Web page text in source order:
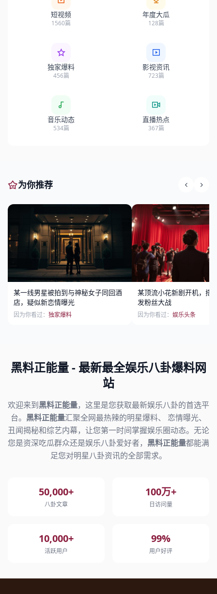
短视频
1560篇
年度大瓜
128篇
独家爆料
456篇
影视资讯
723篇
音乐动态
534篇
直播热点
367篇
为你推荐
某一线男星被拍到与神秘女子同回酒
店，疑似新恋情曝光
因为你看过： 独家爆料
某顶流小花新剧开机，搭
发粉丝大战
因为你看过： 娱乐头条
黑料正能量- 最新最全娱乐八卦爆料网
站
欢迎来到黑料正能量，这里是您获取最新娱乐八卦的首选平
台。 黑料正能量汇聚全网最热辣的明星爆料、 恋情曝光、
丑闻揭秘和综艺内幕，让您第一时间掌握娱乐圈动态。无论
您是资深吃瓜群众还是娱乐八卦爱好者， 黑料正能量都能满
足您对明星八卦资讯的全部需求。
50,000+
八卦文章
100万+
日访问量
10,000+
活跃用户
99%
用户好评